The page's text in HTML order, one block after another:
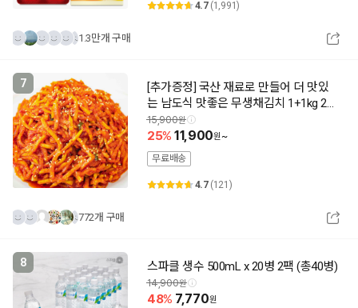
4.7 (1,991)
1.3만개 구매
7
[추가증정] 국산 재료로 만들어 더 맛있
는 남도식 맛좋은 무생채김치 1+1kg 2+
1kg 4+1kg
15,900
25 11,900
~
무료배송
4.7 (121)
772개 구매
8 스파클 생수 500mL x 20병 2팩 (총40병)
14,900
48 7,770